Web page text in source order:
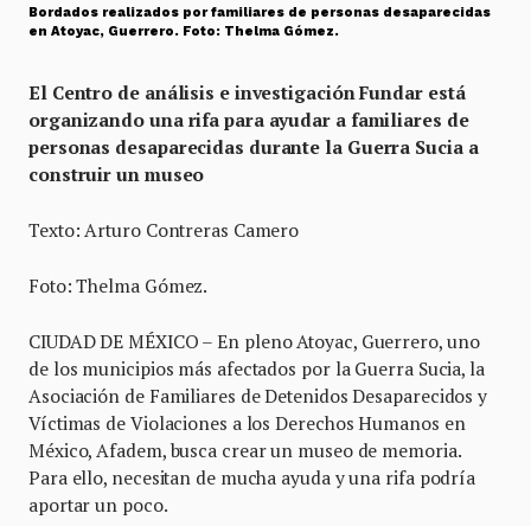
Bordados realizados por familiares de personas desaparecidas
en Atoyac, Guerrero. Foto: Thelma Gómez.
El Centro de análisis e investigación Fundar está
organizando una rifa para ayudar a familiares de
personas desaparecidas durante la Guerra Sucia a
construir un museo
Texto: Arturo Contreras Camero
Foto: Thelma Gómez.
CIUDAD DE MÉXICO – En pleno Atoyac, Guerrero, uno
de los municipios más afectados por la Guerra Sucia, la
Asociación de Familiares de Detenidos Desaparecidos y
Víctimas de Violaciones a los Derechos Humanos en
México, Afadem, busca crear un museo de memoria.
Para ello, necesitan de mucha ayuda y una rifa podría
aportar un poco.